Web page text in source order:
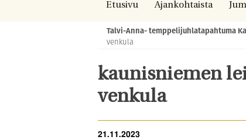
Etusivu Ajankohtaista
Murupolku:
Talvi-Anna- temppelijuhlatapahtuma
venkula
kaunisniemen
venkula
21.11.2023